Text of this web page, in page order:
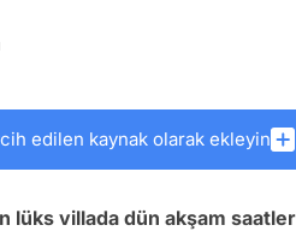
edilen kaynak olarak ekleyin
lüks villada dün akşam